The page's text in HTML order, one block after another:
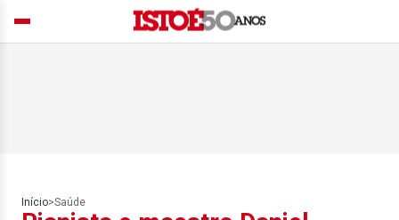
Início>Saúde